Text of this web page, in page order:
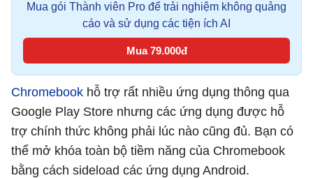
Mua gói Thành viên Pro để trải nghiệm không quảng
cáo và sử dụng các tiện ích AI
Mua 79.000đ
Chromebook hỗ trợ rất nhiều ứng dụng thông qua
Google Play Store nhưng các ứng dụng được hỗ
trợ chính thức không phải lúc nào cũng đủ. Bạn có
thể mở khóa toàn bộ tiềm năng của Chromebook
bằng cách sideload các ứng dụng Android.